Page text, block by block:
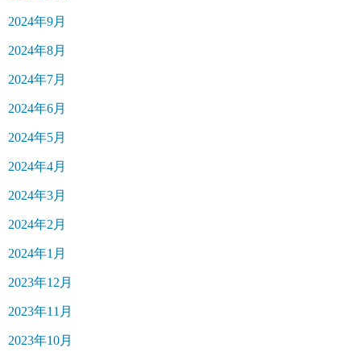
2024年9月
2024年8月
2024年7月
2024年6月
2024年5月
2024年4月
2024年3月
2024年2月
2024年1月
2023年12月
2023年11月
2023年10月